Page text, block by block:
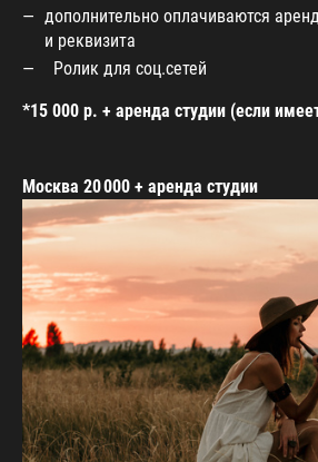
дополнительно оплачиваются
и реквизита
Ролик для соц.сетей
*15 000 р. + аренда студии (если
Москва 20 000 + аренда студии